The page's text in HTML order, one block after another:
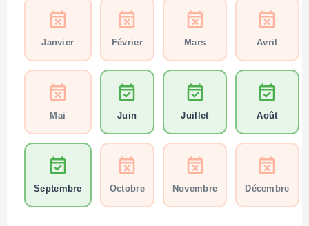
Janvier Février Mars Avril
Mai Juin Juillet Août
Septembre Octobre Novembre Décembre